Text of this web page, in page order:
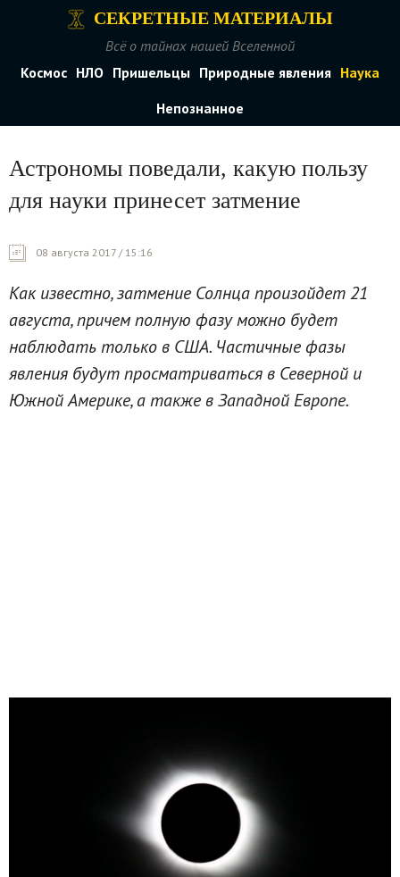
СЕКРЕТНЫЕ МАТЕРИАЛЫ
Всё о тайнах нашей Вселенной
Космос НЛО Пришельцы Природные явления Наука
Непознанное
Астрономы поведали, какую пользу
для науки принесет затмение
08 августа 2017 / 15:16
Как известно, затмение Солнца произойдет 21
августа, причем полную фазу можно будет
наблюдать только в США. Частичные фазы
явления будут просматриваться в Северной и
Южной Америке, а также в Западной Европе.